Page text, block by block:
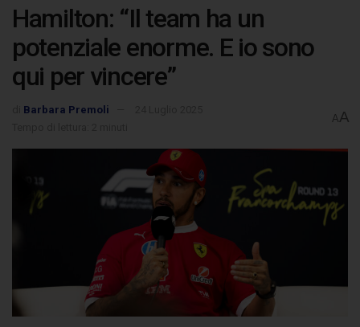
Hamilton: “Il team ha un
potenziale enorme. E io sono
qui per vincere”
Barbara Premoli
AA